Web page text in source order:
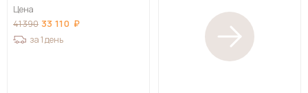
Цена
41 390 33 110
за 1 день